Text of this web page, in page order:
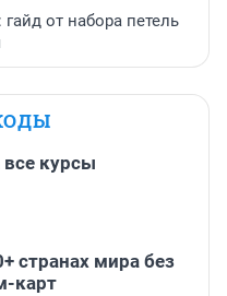
от набора петель
все курсы
странах мира без
карт